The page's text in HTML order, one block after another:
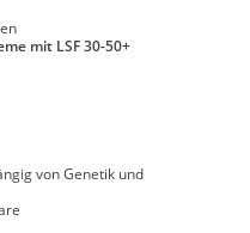
mit LSF 30-50+
von Genetik und